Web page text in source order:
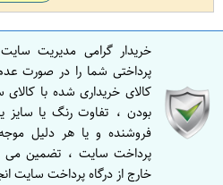
خریدار گرامی مدیریت
پرداختی شما را در صورت
کالای خریداری شده با
بودن ، تفاوت رنگ یا سایز
فروشنده و یا هر دلیل
پرداخت سایت ، تضمین می
خارج از درگاه پرداخت سایت